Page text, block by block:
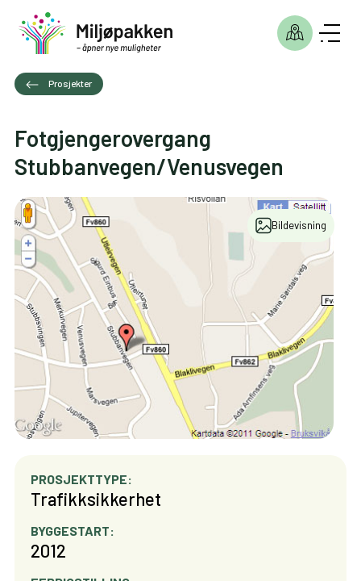
Prosjekter
Fotgjengerovergang
Stubbanvegen/Venusvegen
Bildevisning
PROSJEKTTYPE:
Trafikksikkerhet
BYGGESTART:
2012